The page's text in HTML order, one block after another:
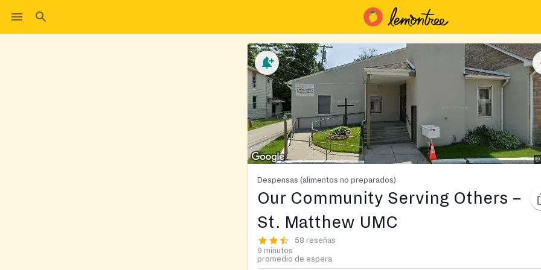
Despensas (alimentos no preparados)
Our Community Serving Others –
St. Matthew UMC
58 reseñas
9 minutos
promedio de espera